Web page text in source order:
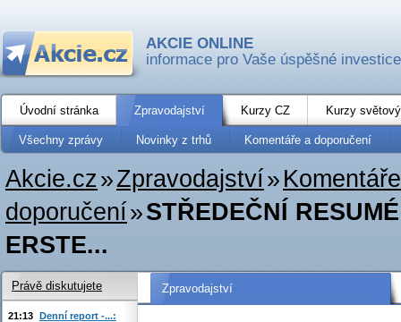
AKCIE ONLINE
informace pro Vaše úspěšné investice
Úvodní stránka Zpravodajství Kurzy CZ Kurzy
Všechny zprávy Novinky z trhů Komentáře a doporučení
Akcie.cz»Zpravodajství»
doporučení»STŘEDEČNÍ
ERSTE...
Zpravodajství
Právě diskutujete
21:13 Denní report -...: